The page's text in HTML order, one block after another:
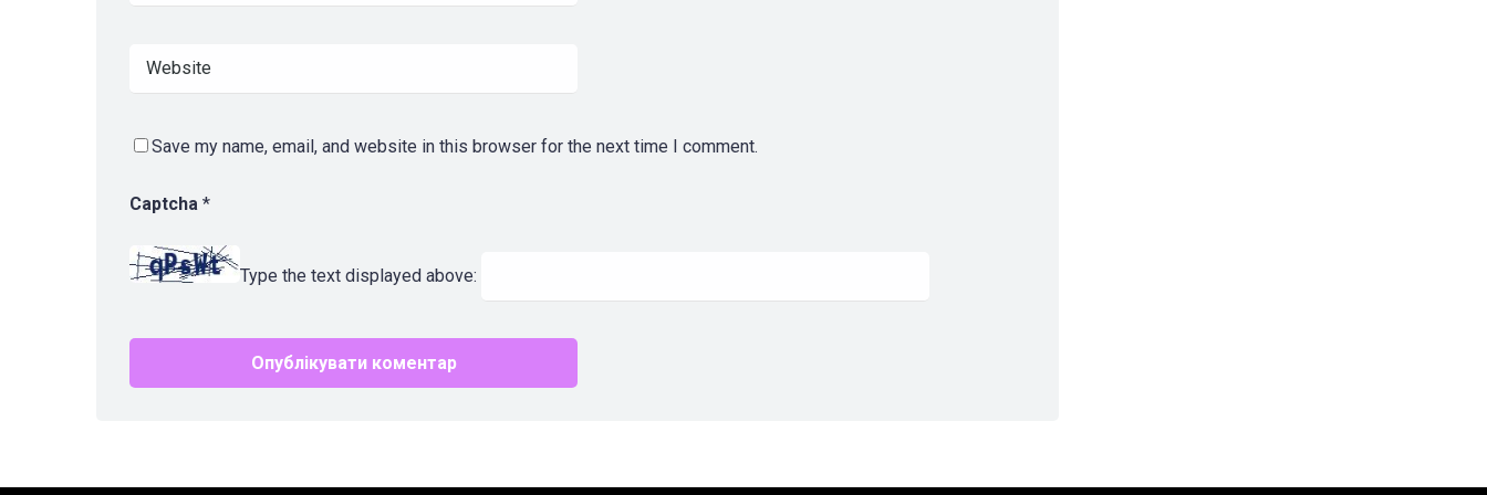
Save my name, email, and website in this browser for the next time I comment.
Captcha *
Type the text displayed above: